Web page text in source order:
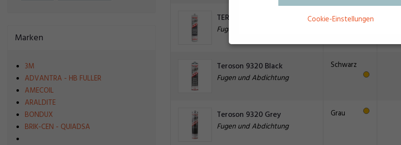
Marken
3M
ADVANTRA - HB FULLER
AMECOIL
ARALDITE
BONDUX
BRIK-CEN - QUIADSA
TEROSON 9120 SORT
Fugen und Abdichtung
Schwarz
Teroson 9320 Black
Fugen und Abdichtung
Schwarz
Teroson 9320 Grey
Fugen und Abdichtung
Grau
Cookie-Einstellungen